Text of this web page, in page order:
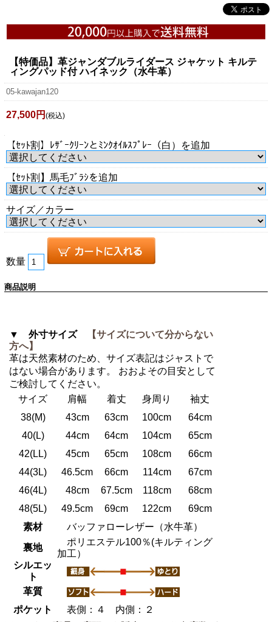
【特価品】革ジャンダブルライダース ジャケット キルテ
ィングパッド付 ハイネック（水牛革）
05-kawajan120
27,500円 (税込)
【ｾｯﾄ割】ﾚｻﾞｰｸﾘｰﾝとﾐﾝｸｵｲﾙｽﾌﾟﾚｰ（白）を追加
【ｾｯﾄ割】馬毛ﾌﾞﾗｼを追加
サイズ／カラー
数量
商品説明
▼ 外寸サイズ
【サイズについて分からない
方へ】
革は天然素材のため、サイズ表記はジャストで
はない場合があります。 おおよその目安として
ご検討してください。
サイズ
肩幅 着丈 身周り
袖丈
38(M)
43cm 63cm 100cm
64cm
40(L)
44cm 64cm 104cm
65cm
42(LL)
45cm 65cm 108cm
66cm
44(3L)
46.5cm 66cm 114cm
67cm
46(4L)
48cm 67.5cm 118cm
68cm
48(5L)
49.5cm 69cm 122cm
69cm
素材
バッファローレザー（水牛革）
裏地
ポリエステル100％(キルティング
加工）
シルエッ
ト
革質
ポケット
表側：４ 内側：２